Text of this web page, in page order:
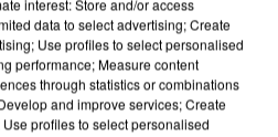
interest: Store and/or access
data to select advertising; Create
Use profiles to select personalised
performance; Measure content
through statistics or combinations
and improve services; Create
profiles to select personalised